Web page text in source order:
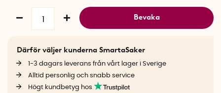
Bevaka
Därför väljer kunderna SmartaSaker
1-3 dagars leverans från vårt lager i Sverige
Alltid personlig och snabb service
Högt kundbetyg hos